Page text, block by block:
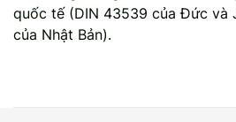
quốc tế (DIN 43539 của Đức và
của Nhật Bản).